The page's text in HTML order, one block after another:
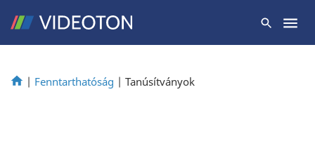
| Fenntarthatóság | Tanúsítványok